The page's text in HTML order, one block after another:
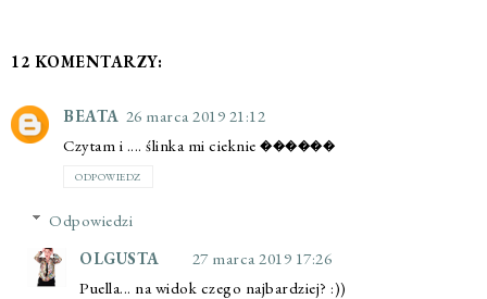
12 KOMENTARZY:
BEATA 26 marca 2019 21:12
Czytam i .... ślinka mi cieknie ������
ODPOWIEDZ
Odpowiedzi
OLGUSTA
27 marca 2019 17:26
Puella... na widok czego najbardziej? :))